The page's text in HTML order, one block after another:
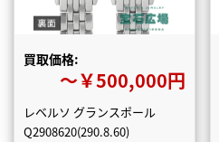
買取価格:
〜￥500,000円
レベルソ グランスポール
Q2908620(290.8.60)